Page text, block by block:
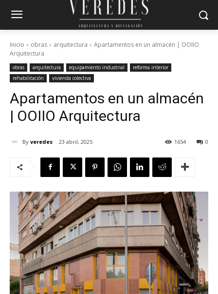
Inicio obras arquitectura
Apartamentos en un almacén | OOIIO
Arquitectura
obras arquitectura equipamiento industrial
reforma interior
rehabilitación
vivienda colectiva
Apartamentos en un almacén
| OOIIO Arquitectura
By veredes 23 abril, 2025 0
1654